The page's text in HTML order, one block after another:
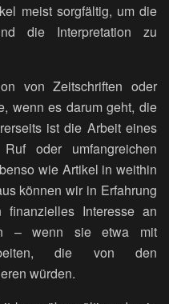
meist sorgfältig, um die
die Interpretation zu
von Zeitschriften oder
wenn es darum geht, die
ist die Arbeit eines
oder umfangreichen
wie Artikel in weithin
können wir in Erfahrung
Interesse an
– wenn sie etwa mit
die von den
würden.